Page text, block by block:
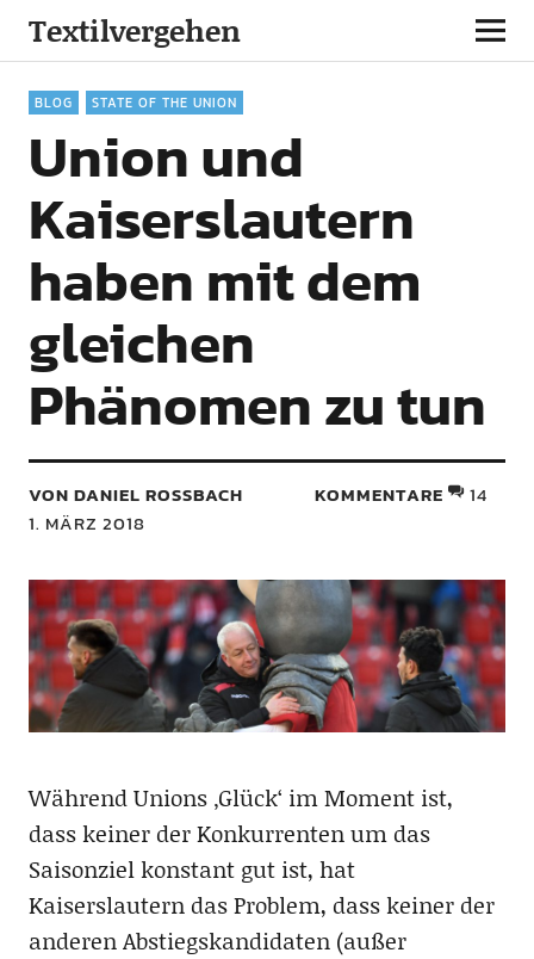
Textilvergehen
BLOG STATE OF THE UNION
Union und
Kaiserslautern
haben mit dem
gleichen
Phänomen zu tun
VON DANIEL ROSSBACH
1. MÄRZ 2018
KOMMENTARE 14
Während Unions ‚Glück‘ im Moment ist,
dass keiner der Konkurrenten um das
Saisonziel konstant gut ist, hat
Kaiserslautern das Problem, dass keiner der
anderen Abstiegskandidaten (außer